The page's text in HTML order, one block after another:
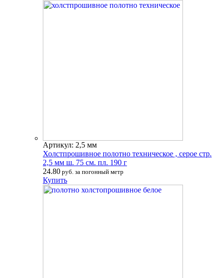
Артикул: 2,5 мм
Холстпрошивное полотно техническое , серое стр.
2,5 мм ш. 75 см. пл. 190 г
24.80 руб. за погонный метр
Купить